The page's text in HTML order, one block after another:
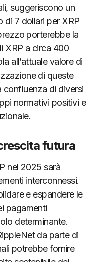
suggeriscono un
di 7 dollari per XRP
porterebbe la
XRP a circa 400
all’attuale valore di
di queste
confluenza di diversi
normativi positivi e
futura
nel 2025 sarà
interconnessi.
e espandere le
pagamenti
determinante.
da parte di
potrebbe fornire